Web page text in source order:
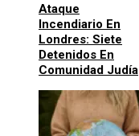
Ataque
Incendiario En
Londres: Siete
Detenidos En
Comunidad Judía